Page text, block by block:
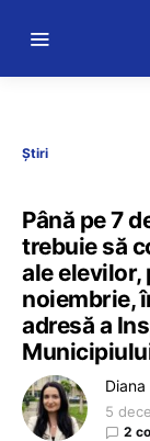
Știri
Până pe 7
trebuie să
ale elevilor,
noiembrie,
adresă a
Diana
5
2